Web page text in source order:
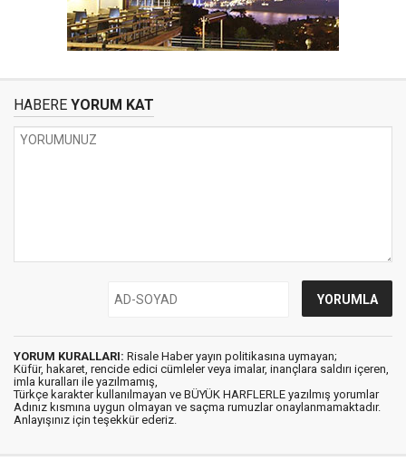
HABERE YORUM KAT
YORUM KURALLARI: Risale Haber yayın politikasına uymayan;
Küfür, hakaret, rencide edici cümleler veya imalar, inançlara saldırı içeren,
imla kuralları ile yazılmamış,
Türkçe karakter kullanılmayan ve BÜYÜK HARFLERLE yazılmış yorumlar
Adınız kısmına uygun olmayan ve saçma rumuzlar onaylanmamaktadır.
Anlayışınız için teşekkür ederiz.